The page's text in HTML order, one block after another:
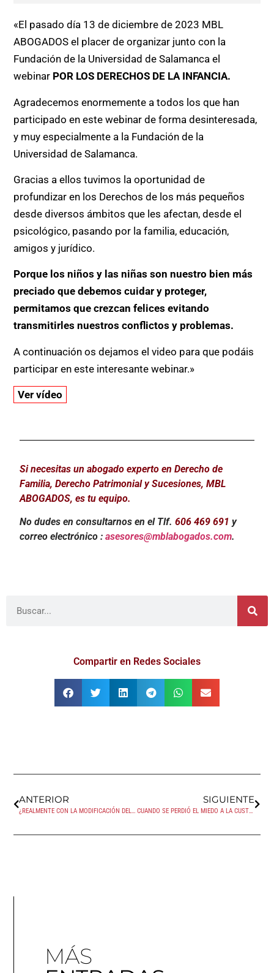
«El pasado día 13 de diciembre de 2023 MBL
ABOGADOS el placer de organizar junto con la
Fundación de la Universidad de Salamanca el
webinar POR LOS DERECHOS DE LA INFANCIA.
Agradecemos enormemente a todos los que han
participado en este webinar de forma desinteresada,
y muy especialmente a la Fundación de la
Universidad de Salamanca.
Gracias a ellos tuvimos la oportunidad de
profundizar en los Derechos de los más pequeños
desde diversos ámbitos que les afectan, desde el
psicológico, pasando por la familia, educación,
amigos y jurídico.
Porque los niños y las niñas son nuestro bien más
preciado que debemos cuidar y proteger,
permitamos que crezcan felices evitando
transmitirles nuestros conflictos y problemas.
A continuación os dejamos el video para que podáis
participar en este interesante webinar.»
Ver vídeo
Si necesitas un abogado experto en Derecho de
Familia, Derecho Patrimonial y Sucesiones, MBL
ABOGADOS, es tu equipo.
No dudes en consultarnos en el Tlf.606 469 691 y
correo electrónico :asesores@mblabogados.com.
Compartir en Redes Sociales
ANTERIOR
¿REALMENTE CON LA MODIFICACIÓN DEL CÓDIGO PENAL EN RELACIÓN A LA ZOOFILIA SE PROTEGEN LOS DERECHOS DE LOS ANIMALES COMO «SERES SINTIENTES»?
SIGUIENTE
CUANDO SE PERDIÓ EL MIEDO A LA CUSTODIA COMPARTIDA
MÁS